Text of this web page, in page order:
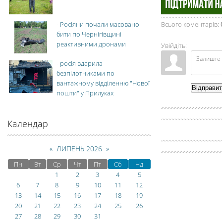
Всього коментарів:
Увійдіть:
- Росіяни почали масовано
бити по Чернігівщині
реактивними дронами
- росія вдарила
безпілотниками по
вантажному відділенню "Нової
пошти" у Прилуках
Календар
« ЛИПЕНЬ 2026 »
Пн Вт Ср Чт Пт Сб
Нд
1
2 3 4
5
6
7 8 9 10 11
12
13
14 15 16 17 18
19
20
21 22 23 24 25
26
27
28 29 30 31